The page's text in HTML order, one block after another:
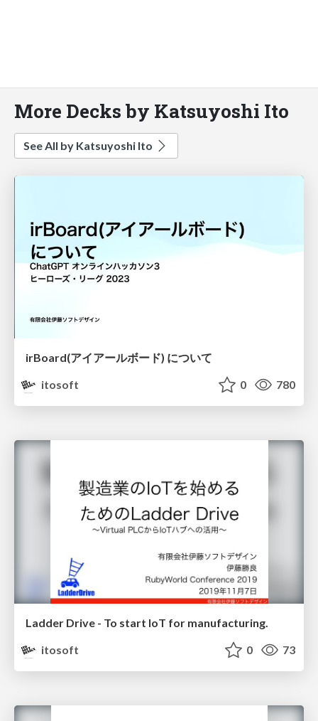
More Decks by Katsuyoshi Ito
See All by Katsuyoshi Ito
irBoard(アイアールボード) について
itosoft
0 780
Ladder Drive - To start IoT for manufacturing.
itosoft
0 73